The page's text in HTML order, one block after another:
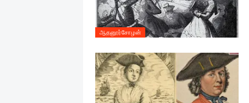
ஆதனூர்சோழன்